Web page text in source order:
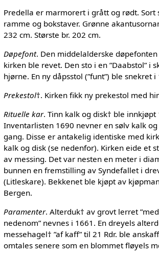
Predella er marmorert i grått og rødt. Sort
ramme og bokstaver. Grønne
232 cm. Største br. 202 cm.
Døpefont. Den middelalderske
kirken ble revet. Den sto i en ”Daabstol” i
hjørne. En ny dåpsstol (”funt”) ble snekret i
Prekestol†. Kirken fikk ny prekestol med
Rituelle kar. Tinn kalk og disk† ble innkjøpt
Inventarlisten 1690 nevner en sølv kalk
gang. Disse er antakelig identiske med
kalk og disk (se nedenfor). Kirken eide et
av messing. Det var nesten en meter i
bunnen en fremstilling av Syndefallet i
(Litleskare). Bekkenet ble kjøpt av
Bergen.
Paramenter. Alterduk† av grovt lerret
nedenom” nevnes i 1661. En dreyels
messehagel† ”af kaff” til 21 Rdr. ble
omtales senere som en blommet fløyels